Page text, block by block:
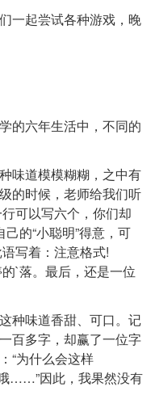
起尝试各种游戏，晚
六年生活中，不同的
道模模糊糊，之中有
的时候，老师给我们听
可以写六个，你们却
的“小聪明”得意，可
写着：注意格式!
的`落。最后，还是一位
味道香甜、可口。记
百多字，却赢了一位字
“为什么会这样
哦……”因此，我果然没有